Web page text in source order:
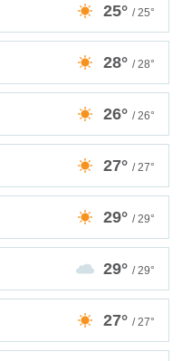
25° / 25°
28° / 28°
26° / 26°
27° / 27°
29° / 29°
29° / 29°
27° / 27°